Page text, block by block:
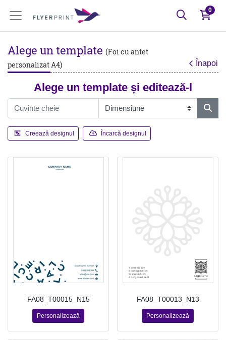
0
Alege un template (Foi cu antet
personalizat A4)
Înapoi
Alege un template și editează-l
Creează designul Încarcă designul
FA08_T00015_N15
Personalizează
FA08_T00013_N13
Personalizează